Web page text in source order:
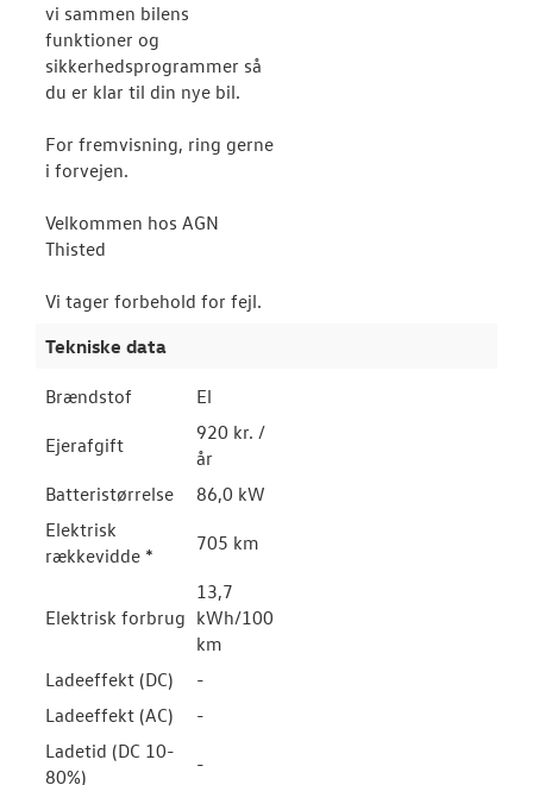
vi sammen bilens
funktioner og
sikkerhedsprogrammer så
du er klar til din nye bil.
For fremvisning, ring gerne
i forvejen.
Velkommen hos AGN
Thisted
Vi tager forbehold for fejl.
Tekniske data
Brændstof El
Ejerafgift
920 kr. /
år
Batteristørrelse
86,0 kW
Elektrisk
rækkevidde *
705 km
Elektrisk forbrug
13,7
kWh/100
km
Ladeeffekt (DC)
-
Ladeeffekt (AC)
-
Ladetid (DC 10-
80%)
-